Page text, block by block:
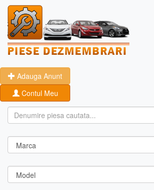
Adauga Anunt
Contul Meu